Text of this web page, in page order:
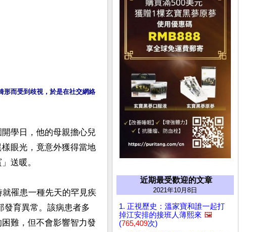
形而受到歧視，於是在社交網絡
學日，他的母親擔心兒
眼光，竟意外獲得當地
送暖。
罹患一種先天的罕見疾
發育異常。該病患者多
難，但不會影響智力發
近期最受歡迎的文章
2021年10月8日
1. 正視歷史：溫家寶和誰一起打
掉江安排的接班人薄熙來 🖼️
(765,409次)